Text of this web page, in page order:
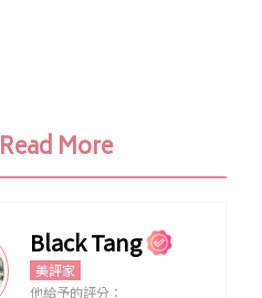
Read More
Black Tang
美評家
他給予的評分：